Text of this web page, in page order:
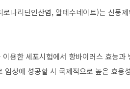
로나리딘인산염, 알테수네이트)는 신풍
용한 세포시험에서 항바이러스 효능
임상에 성공할 시 국제적으로 높은 효용